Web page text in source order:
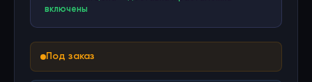
включены
Под заказ